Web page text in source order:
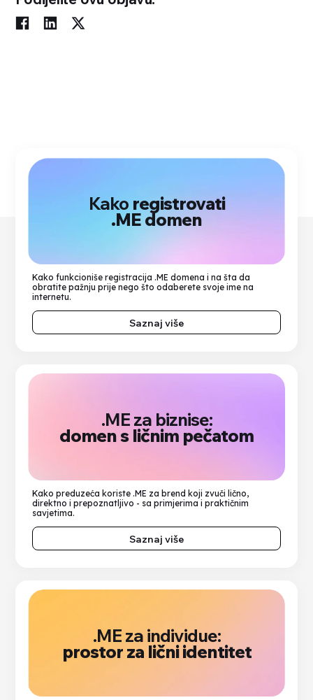
Kako registrovati
.ME domen
Kako funkcioniše registracija .ME domena i na šta da
obratite pažnju prije nego što odaberete svoje ime na
internetu.
Saznaj više
.ME za biznise:
domen s ličnim pečatom
Kako preduzeća koriste .ME za brend koji zvuči lično,
direktno i prepoznatljivo - sa primjerima i praktičnim
savjetima.
Saznaj više
.ME za individue:
prostor za lični identitet